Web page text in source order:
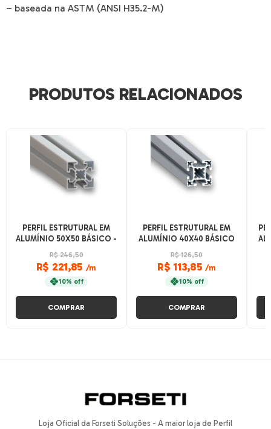
– baseada na ASTM (ANSI H35.2-M)
PRODUTOS RELACIONADOS
PERFIL ESTRUTURAL EM
ALUMÍNIO 50X50 BÁSICO -
FOSCO
R$ 246,50
R$ 221,85 /m
10% off
COMPRAR
PERFIL ESTRUTURAL EM
ALUMÍNIO 40X40 BÁSICO
FOSCO
R$ 126,50
R$ 113,85/m
10% off
COMPRAR
Loja Oficial da Forseti Soluções - A maior loja de Perfil